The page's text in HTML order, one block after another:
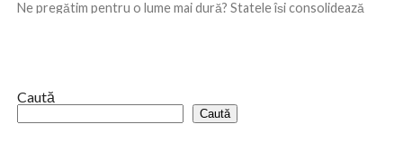
Ne pregătim pentru o lume mai dură? Statele își consolidează
Caută
Caută